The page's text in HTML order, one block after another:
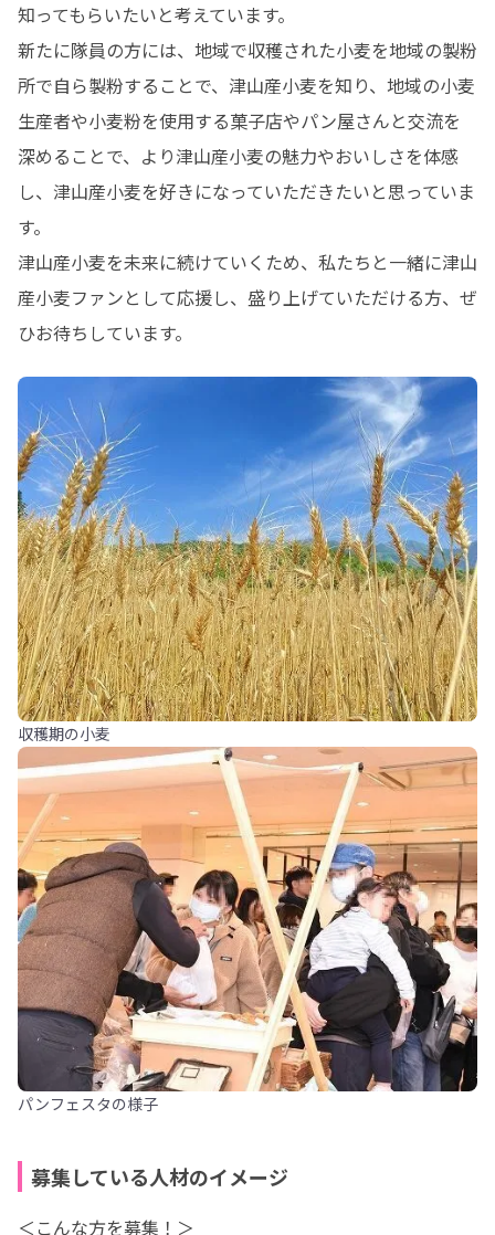
知ってもらいたいと考えています。
新たに隊員の方には、地域で収穫された小麦を地域の製粉
所で自ら製粉することで、津山産小麦を知り、地域の小麦
生産者や小麦粉を使用する菓子店やパン屋さんと交流を
深めることで、より津山産小麦の魅力やおいしさを体感
し、津山産小麦を好きになっていただきたいと思っていま
す。
津山産小麦を未来に続けていくため、私たちと一緒に津山
産小麦ファンとして応援し、盛り上げていただける方、ぜ
ひお待ちしています。
収穫期の小麦
パンフェスタの様子
募集している人材のイメージ
＜こんな方を募集！＞